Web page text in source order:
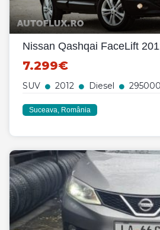
Nissan Qashqai FaceLift
7.299€
SUV 2012 Diesel
Suceava, România